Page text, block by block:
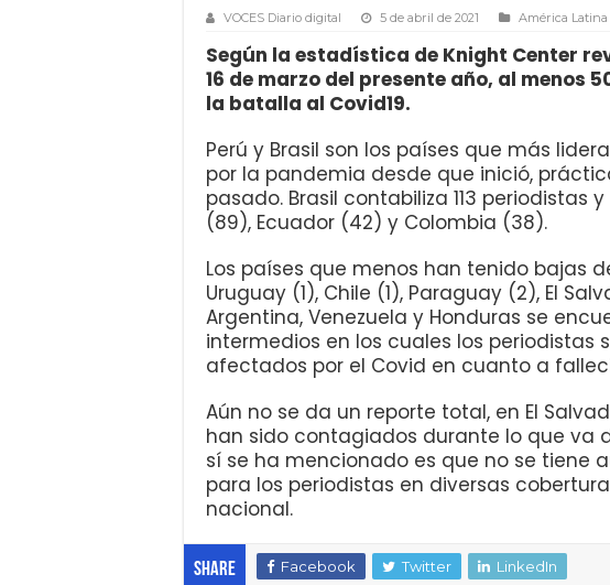
VOCES Diario digital 5 de abril de 2021 América Latina
Según la estadística de Knight Center
16 de marzo del presente año, al menos
la batalla al Covid19.
Perú y Brasil son los países que más
por la pandemia desde que inició,
pasado. Brasil contabiliza 113 periodistas
(89), Ecuador (42) y Colombia (38).
Los países que menos han tenido bajas
Uruguay (1), Chile (1), Paraguay (2), El
Argentina, Venezuela y Honduras se
intermedios en los cuales los periodistas
afectados por el Covid en cuanto a
Aún no se da un reporte total, en El
han sido contagiados durante lo que va
sí se ha mencionado es que no se tiene
para los periodistas en diversas
nacional.
Share Facebook Twitter LinkedIn